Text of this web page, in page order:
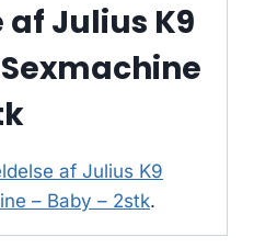
Julius K9
af Julius K9
– Baby – 2stk.